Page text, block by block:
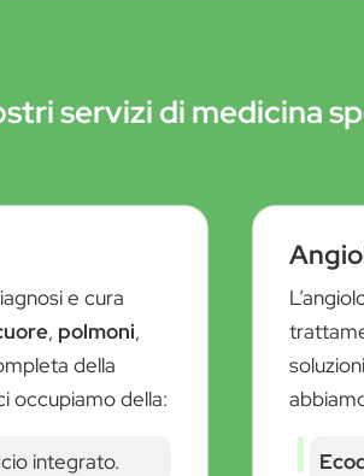
servizi di medicina
e cura
, polmoni,
della
occupiamo della:
integrato.